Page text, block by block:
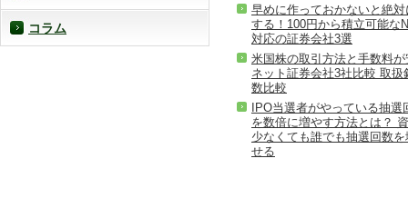
コラム
早めに作っておかないと絶対
する！100円から積立可能な
対応の証券会社3選
米国株の取引方法と手数料が
ネット証券会社3社比較 取扱
数比較
IPO当選者がやっている抽選
を数倍に増やす方法とは？
少なくても誰でも抽選回数を
せる